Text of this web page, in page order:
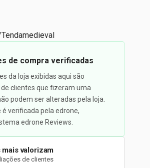
Tendamedieval
de compra verificadas
da loja exibidas aqui são
clientes que fizeram uma
podem ser alteradas pela loja.
verificada pela edrone,
edrone Reviews.
valorizam
de clientes